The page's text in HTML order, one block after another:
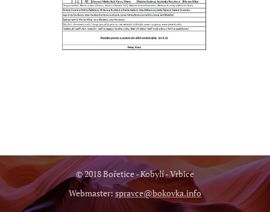
© 2018 Bořetice - Kobylí - Vrbice
Webmaster: spravce@bokovka.info